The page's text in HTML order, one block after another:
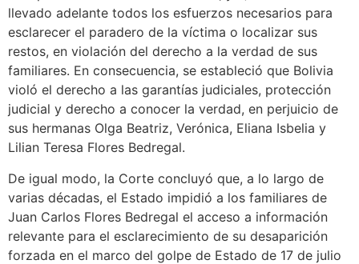
llevado adelante todos los esfuerzos necesarios para
esclarecer el paradero de la víctima o localizar sus
restos, en violación del derecho a la verdad de sus
familiares. En consecuencia, se estableció que Bolivia
violó el derecho a las garantías judiciales, protección
judicial y derecho a conocer la verdad, en perjuicio de
sus hermanas Olga Beatriz, Verónica, Eliana Isbelia y
Lilian Teresa Flores Bedregal.
De igual modo, la Corte concluyó que, a lo largo de
varias décadas, el Estado impidió a los familiares de
Juan Carlos Flores Bedregal el acceso a información
relevante para el esclarecimiento de su desaparición
forzada en el marco del golpe de Estado de 17 de julio